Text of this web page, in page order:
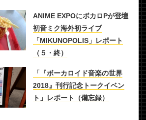
ANIME EXPOにボカロPが登壇
初音ミク海外初ライブ
「MIKUNOPOLIS」レポート
（５・終）
「『ボーカロイド音楽の世界
2018』刊行記念トークイベン
ト」レポート（備忘録）